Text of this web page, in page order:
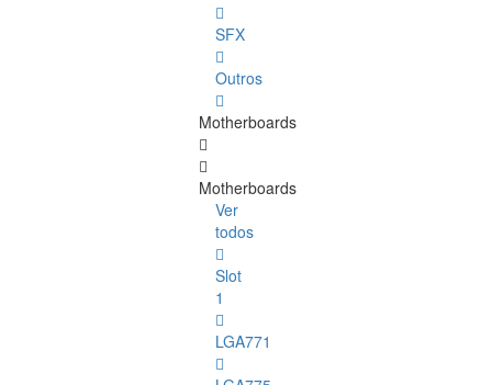
SFX
Outros
Motherboards
Motherboards
Ver
todos
Slot
1
LGA771